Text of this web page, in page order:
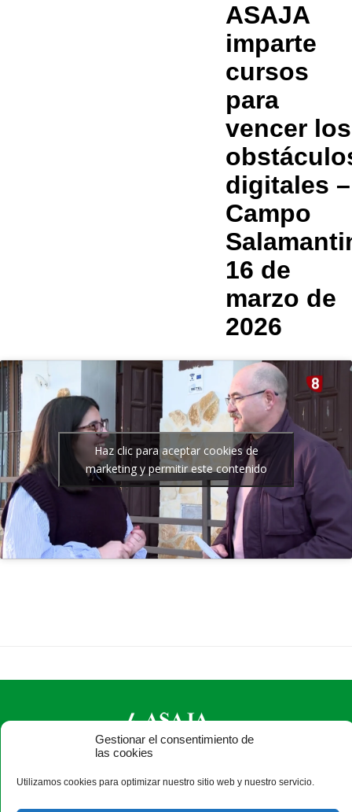
Gestionar el consentimiento de
las cookies
Utilizamos cookies para optimizar nuestro sitio web y nuestro servicio.
ASAJA
imparte
cursos
para
vencer los
digitales –
Campo
16 de
marzo de
2026
Haz clic para aceptar cookies de
marketing y permitir este contenido
ASAJA Salamanca - Jóvenes Agricultores